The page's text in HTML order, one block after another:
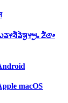
ᤏᤠᤜᤴ
macOS